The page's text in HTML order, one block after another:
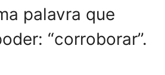
palavra que
“corroborar”.